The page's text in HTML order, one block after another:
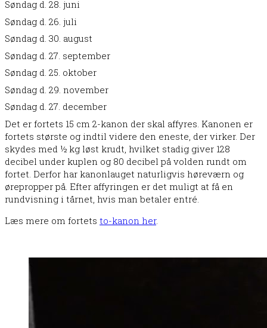
Søndag d. 28. juni
Søndag d. 26. juli
Søndag d. 30. august
Søndag d. 27. september
Søndag d. 25. oktober
Søndag d. 29. november
Søndag d. 27. december
Det er fortets 15 cm 2-kanon der skal affyres. Kanonen er
fortets største og indtil videre den eneste, der virker. Der
skydes med ½ kg løst krudt, hvilket stadig giver 128
decibel under kuplen og 80 decibel på volden rundt om
fortet. Derfor har kanonlauget naturligvis høreværn og
ørepropper på. Efter affyringen er det muligt at få en
rundvisning i tårnet, hvis man betaler entré.
Læs mere om fortets to-kanon her.